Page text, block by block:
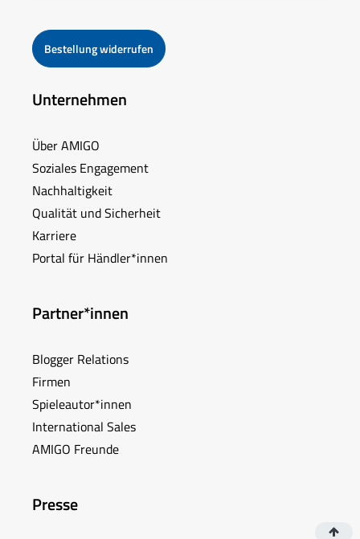
Bestellung widerrufen
Unternehmen
Über AMIGO
Soziales Engagement
Nachhaltigkeit
Qualität und Sicherheit
Karriere
Portal für Händler*innen
Partner*innen
Blogger Relations
Firmen
Spieleautor*innen
International Sales
AMIGO Freunde
Presse